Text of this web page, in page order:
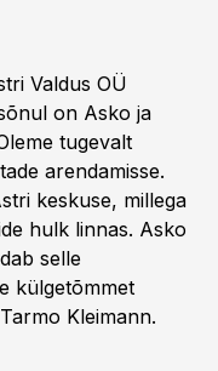
Valdus OÜ
on Asko ja
tugevalt
arendamisse.
keskuse, millega
hulk linnas. Asko
selle
külgetõmmet
Kleimann.